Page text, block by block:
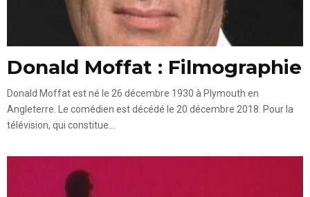
Donald Moffat : Filmographie
Donald Moffat est né le 26 décembre 1930 à Plymouth en
Angleterre. Le comédien est décédé le 20 décembre 2018. Pour la
télévision, qui constitue...